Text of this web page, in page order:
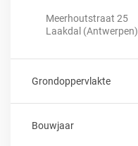
Meerhoutstraat 25
Laakdal (Antwerpen)
Grondoppervlakte
Bouwjaar